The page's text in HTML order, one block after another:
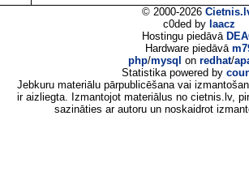
© 2000-2026
c0ded by laacz
Hostingu piedāvā
Hardware piedāvā
php/mysql on redhat/
Statistika powered by
Jebkuru materiālu pārpublicēšana vai
ir aizliegta. Izmantojot materiālus no cietnis.lv,
sazināties ar autoru un noskaidrot